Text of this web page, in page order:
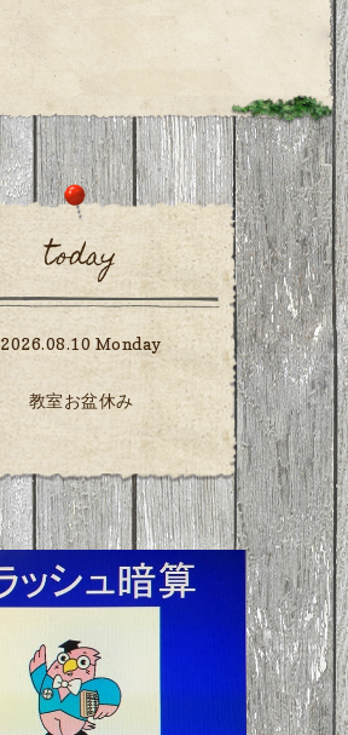
today
2026.08.10 Monday
教室お盆休み